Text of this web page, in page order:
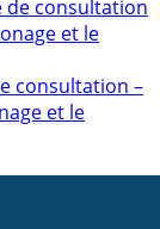
consultation –
et le